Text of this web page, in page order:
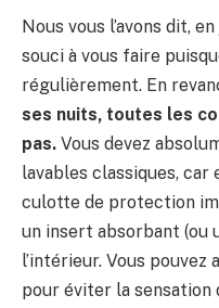
Nous vous l’avons dit,
souci à vous faire
régulièrement. En
ses nuits, toutes les
pas. Vous devez
lavables classiques, car
culotte de protection
un insert absorbant (ou
l’intérieur. Vous
pour éviter la sensation